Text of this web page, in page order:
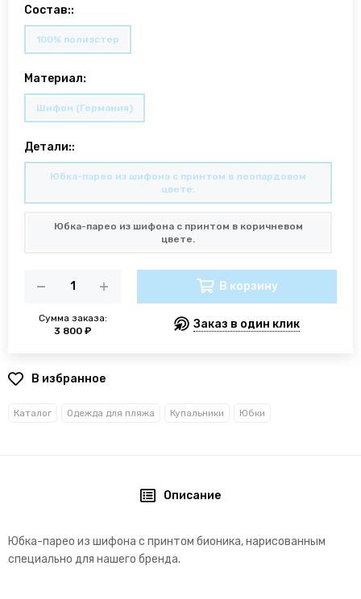
Состав::
100% полиэстер
Материал:
Шифон (Германия)
Детали::
Юбка-парео из шифона с принтом в леопардовом
цвете.
Юбка-парео из шифона с принтом в коричневом
цвете.
Сумма заказа:
3 800 ₽
В корзину
Заказ в один клик
В избранное
Каталог Одежда для пляжа Купальники Юбки
Описание
Юбка-парео из шифона с принтом бионика, нарисованным
специально для нашего бренда.